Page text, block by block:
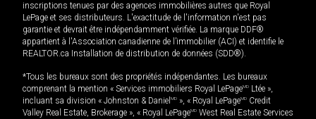
inscriptions tenues par des agences immobilières autres que Royal
LePage et ses distributeurs. L'exactitude de l'information n'est pas
garantie et devrait être indépendamment vérifiée. La marque DDF®
appartient à l'Association canadienne de l’immobilier (ACI) et identifie le
REALTOR.ca Installation de distribution de données (SDD®).
*Tous les bureaux sont des propriétés indépendantes. Les bureaux
comprenant la mention « Services immobiliers Royal LePageMD Ltée »,
incluant sa division « Johnston & Daniel MD », « Royal LePageMD Credit
Valley Real Estate, Brokerage », « Royal LePageMD West Real Estate Services